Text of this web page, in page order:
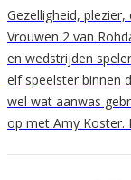
Gezelligheid,
Vrouwen 2 van
en wedstrijden
elf speelster binnen
wel wat aanwas
op met Amy Koster.